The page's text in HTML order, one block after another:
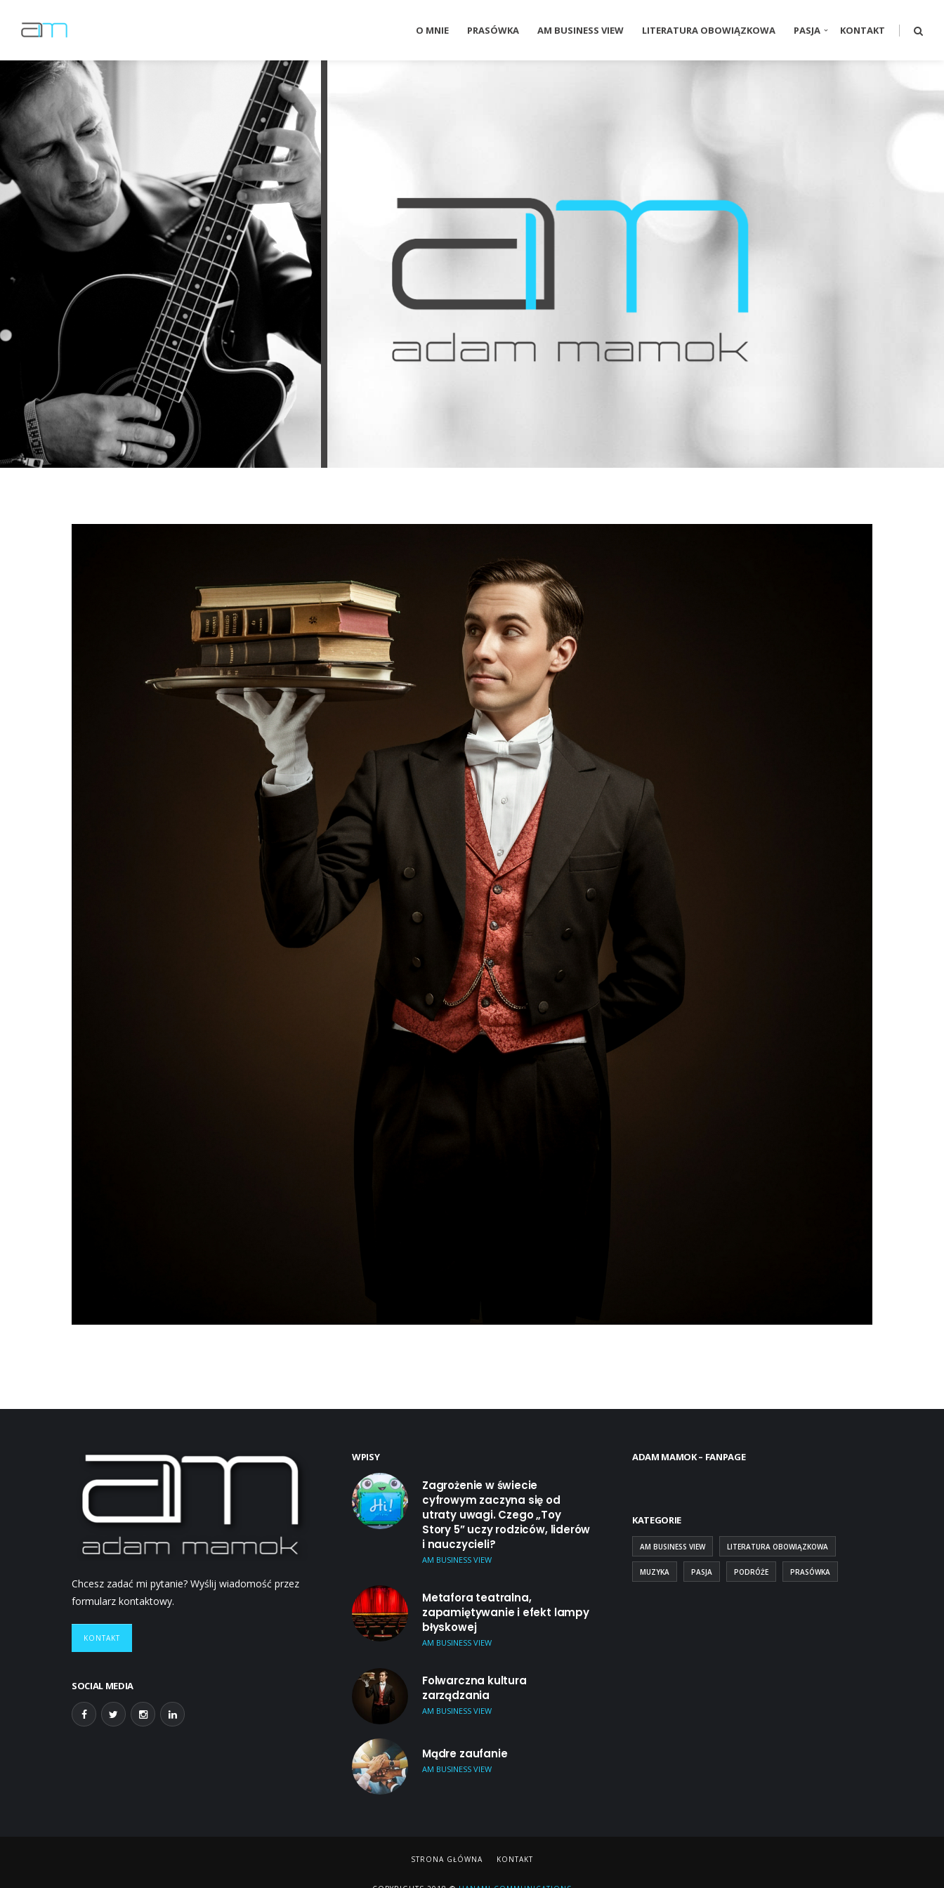
O MNIE PRASÓWKA AM BUSINESS VIEW LITERATURA OBOWIĄZKOWA PASJA KONTAKT
Chcesz zadać mi pytanie? Wyślij wiadomość przez
formularz kontaktowy.
KONTAKT
SOCIAL MEDIA
WPISY
Zagrożenie w świecie
cyfrowym zaczyna się od
utraty uwagi. Czego „Toy
Story 5” uczy rodziców, liderów
i nauczycieli?
AM BUSINESS VIEW
Metafora teatralna,
zapamiętywanie i efekt lampy
błyskowej
AM BUSINESS VIEW
Folwarczna kultura
zarządzania
AM BUSINESS VIEW
Mądre zaufanie
AM BUSINESS VIEW
ADAM MAMOK – FANPAGE
KATEGORIE
AM BUSINESS VIEW LITERATURA OBOWIĄZKOWA
MUZYKA PASJA PODRÓŻE PRASÓWKA
STRONA GŁÓWNA KONTAKT